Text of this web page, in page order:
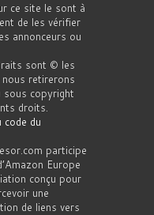
ce site le sont à
de les vérifier
annonceurs ou
sont © les
retirerons
copyright
droits.
du
participe
Europe
conçu pour
une
de liens vers